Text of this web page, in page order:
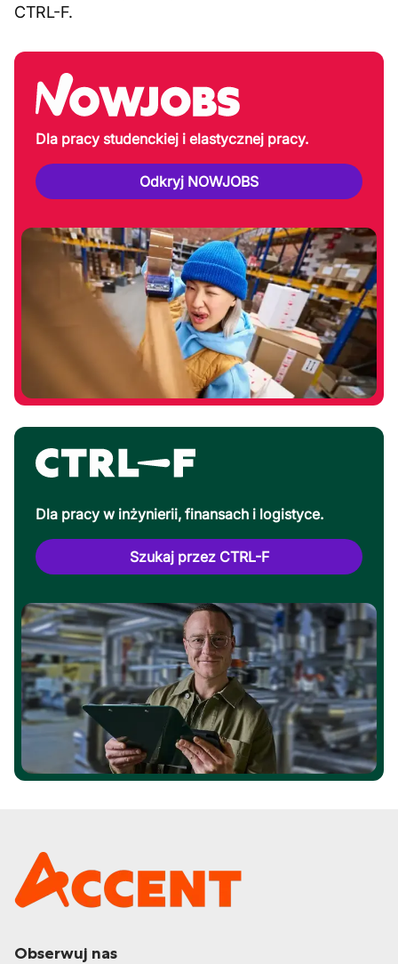
CTRL-F.
Dla pracy studenckiej i elastycznej pracy.
Odkryj NOWJOBS
Dla pracy w inżynierii, finansach i logistyce.
Szukaj przez CTRL-F
Obserwuj nas